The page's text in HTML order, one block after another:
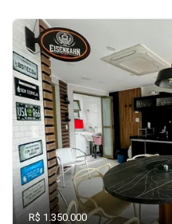
R$ 1.350.000